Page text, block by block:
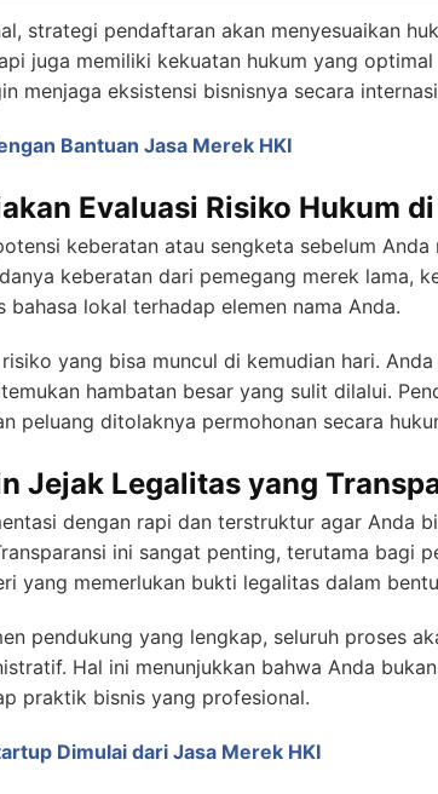
strategi pendaftaran akan menyesuaikan
juga memiliki kekuatan hukum yang
menjaga eksistensi bisnisnya secara
Bantuan Jasa Merek HKI
Evaluasi Risiko Hukum
keberatan atau sengketa sebelum Anda
keberatan dari pemegang merek lama,
lokal terhadap elemen nama Anda.
yang bisa muncul di kemudian hari.
hambatan besar yang sulit dilalui.
peluang ditolaknya permohonan secara
Jejak Legalitas yang
dengan rapi dan terstruktur agar Anda
ini sangat penting, terutama bagi
yang memerlukan bukti legalitas dalam
pendukung yang lengkap, seluruh proses
Hal ini menunjukkan bahwa Anda
praktik bisnis yang profesional.
Dimulai dari Jasa Merek HKI